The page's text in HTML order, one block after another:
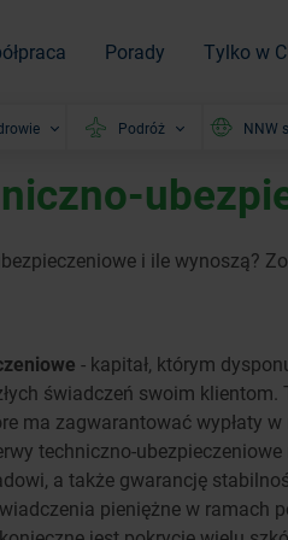
Porady Tylko w
Podróż NNW
i ile wynoszą?
- kapitał, którym
świadczeń swoim
ma zagwarantować wypłaty
techniczno-
a także gwarancję
pieniężne w ramach